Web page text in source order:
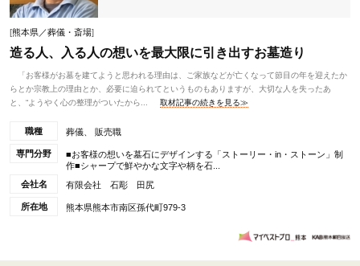
[熊本県／葬儀・斎場]
造る人、入る人の想いを最大限に引き出すお墓造り
「お客様がお墓を建てようと思われる理由は、ご家族などが亡くなって節目の年を迎えたか
らとか宗教上の理由とか、必要に迫られてというものもありますが、大切な人を失ったあ
と、“ようやく心の整理がついたから...
取材記事の続きを見る≫
職種 葬儀、 販売職
専門分野
■お客様の想いを墓石にデザインする「ストーリー・in・ストーン」制
作■シャープで鮮やかな文字や柄を石...
会社名
有限会社 石彫 田尻
所在地 熊本県熊本市南区孫代町979-3